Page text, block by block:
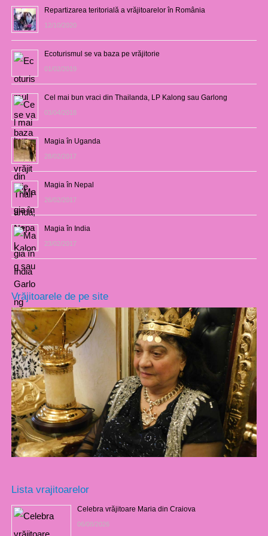
Repartizarea teritorială a vrăjitoarelor în România
12/10/2020
Ecoturismul se va baza pe vrăjitorie
01/02/2019
Cel mai bun vraci din Thailanda, LP Kalong sau Garlong
03/04/2018
Magia în Uganda
28/02/2017
Magia în Nepal
26/02/2017
Magia în India
23/02/2017
Vrăjitoarele de pe site
Lista vrajitoarelor
Celebra vrăjitoare Maria din Craiova
06/08/2026